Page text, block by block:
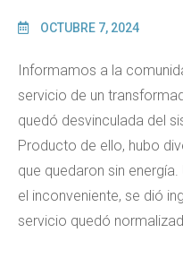
OCTUBRE 7, 2024
Informamos a la
servicio de un
quedó desvinculada del
Producto de ello, hubo
que quedaron sin
el inconveniente, se dió
servicio quedó